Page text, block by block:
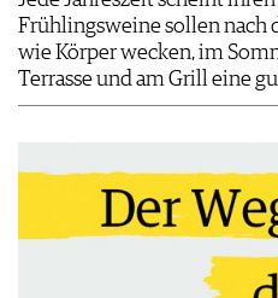
Frühlingsweine sollen nach
wie Körper wecken, im
Terrasse und am Grill eine